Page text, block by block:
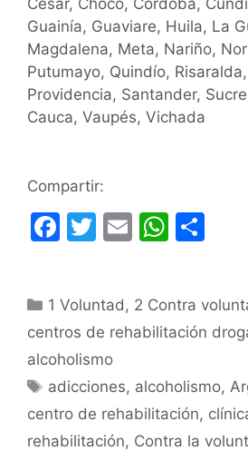
Guainía, Guaviare, Huila, La
Magdalena, Meta, Nariño,
Putumayo, Quindío,
Providencia, Santander,
Cauca, Vaupés, Vichada
Compartir:
F
e
b
o
o
k
T
er
E
l
W
s
A
p
p
p
ar
Categorías
1 Voluntad , 2 Contra
centros de rehabilitación
alcoholismo
Etiquetas
adicciones, alcoholismo,
centro de rehabilitación,
rehabilitación, Contra la